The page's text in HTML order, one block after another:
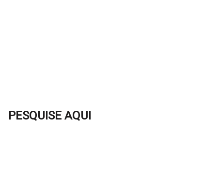
PESQUISE AQUI